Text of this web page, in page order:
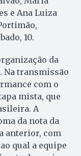
e Ana Luiza
10.
da
Na transmissão
com o
mista, que
A
da nota da
anterior, com
qual a equipe